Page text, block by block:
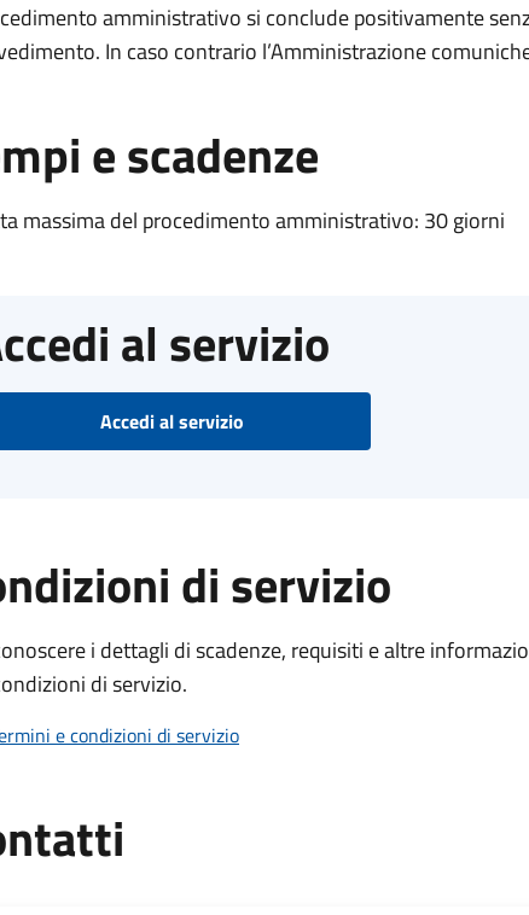
amministrativo si conclude positivamente
In caso contrario l’Amministrazione
e scadenze
massima del procedimento amministrativo: 30 giorni
al servizio
Accedi al servizio
di servizio
i dettagli di scadenze, requisiti e altre
di servizio.
e condizioni di servizio